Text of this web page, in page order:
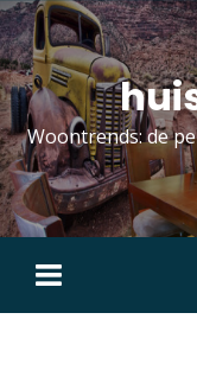
Skip
to
content
Woontrends: de